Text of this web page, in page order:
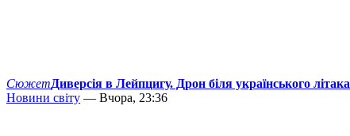
СюжетДиверсія в Лейпцигу. Дрон біля українського літака
Новини світу — Вчора, 23:36